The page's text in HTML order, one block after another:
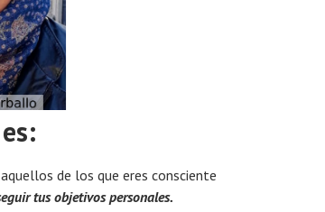
de los que eres consciente
tus objetivos personales.